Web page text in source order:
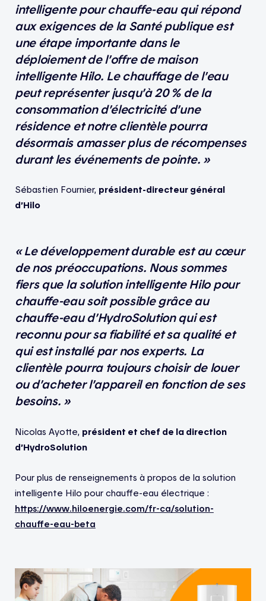
intelligente pour chauffe-eau qui répond
aux exigences de la Santé publique est
une étape importante dans le
déploiement de l’offre de maison
intelligente Hilo. Le chauffage de l’eau
peut représenter jusqu’à 20 % de la
consommation d’électricité d’une
résidence et notre clientèle pourra
désormais amasser plus de récompenses
durant les événements de pointe. »
Sébastien Fournier, président-directeur général
d’Hilo
« Le développement durable est au cœur
de nos préoccupations. Nous sommes
fiers que la solution intelligente Hilo pour
chauffe-eau soit possible grâce au
chauffe-eau d’HydroSolution qui est
reconnu pour sa fiabilité et sa qualité et
qui est installé par nos experts. La
clientèle pourra toujours choisir de louer
ou d’acheter l’appareil en fonction de ses
besoins. »
Nicolas Ayotte, président et chef de la direction
d’HydroSolution
Pour plus de renseignements à propos de la solution
intelligente Hilo pour chauffe-eau électrique :
https://www.hiloenergie.com/fr-ca/solution-
chauffe-eau-beta